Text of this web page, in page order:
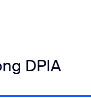
DPIA